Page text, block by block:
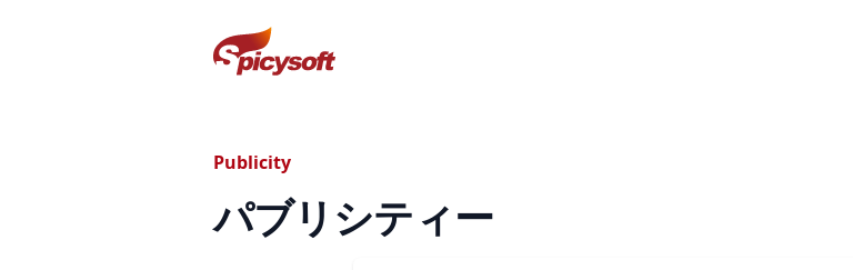
スパイシーソフト株式会社
Publicity
パブリシティー